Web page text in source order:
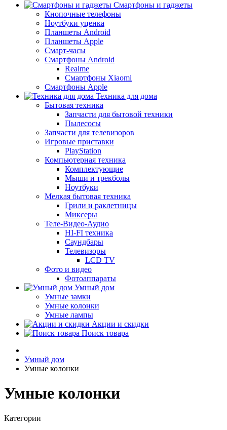
Смартфоны и гаджеты
Кнопочные телефоны
Ноутбуки уценка
Планшеты Android
Планшеты Apple
Смарт-часы
Смартфоны Android
Realme
Смартфоны Xiaomi
Смартфоны Apple
Техника для дома
Бытовая техника
Запчасти для бытовой техники
Пылесосы
Запчасти для телевизоров
Игровые приставки
PlayStation
Компьютерная техника
Комплектующие
Мыши и трекболы
Ноутбуки
Мелкая бытовая техника
Грили и раклетницы
Миксеры
Теле-Видео-Аудио
HI-FI техника
Саундбары
Телевизоры
LCD TV
Фото и видео
Фотоаппараты
Умный дом
Умные замки
Умные колонки
Умные лампы
Акции и скидки
Поиск товара
Умный дом
Умные колонки
Умные колонки
Категории